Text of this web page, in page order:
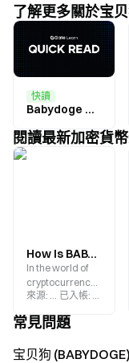
了解更多關於宝
快讀
Babydoge 是什麼？最新行情與動態全解析
閱讀最新加密貨
How Is BABYDOGE Burn Progressing? Analysis Of Token Deflation And Market Effects
In the world of
cryptocurrency,
token burning
of the important
project teams to
來源: Gate.blog
已入帳: 2025-
常見問題
宝贝狗